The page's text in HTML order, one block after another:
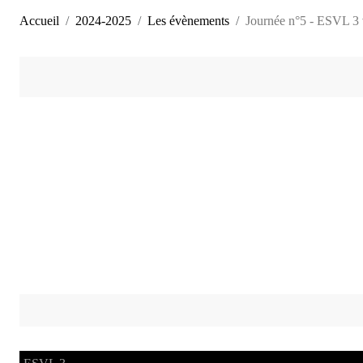
Accueil 2024-2025 Les évènements Journée n°5 - ESVL